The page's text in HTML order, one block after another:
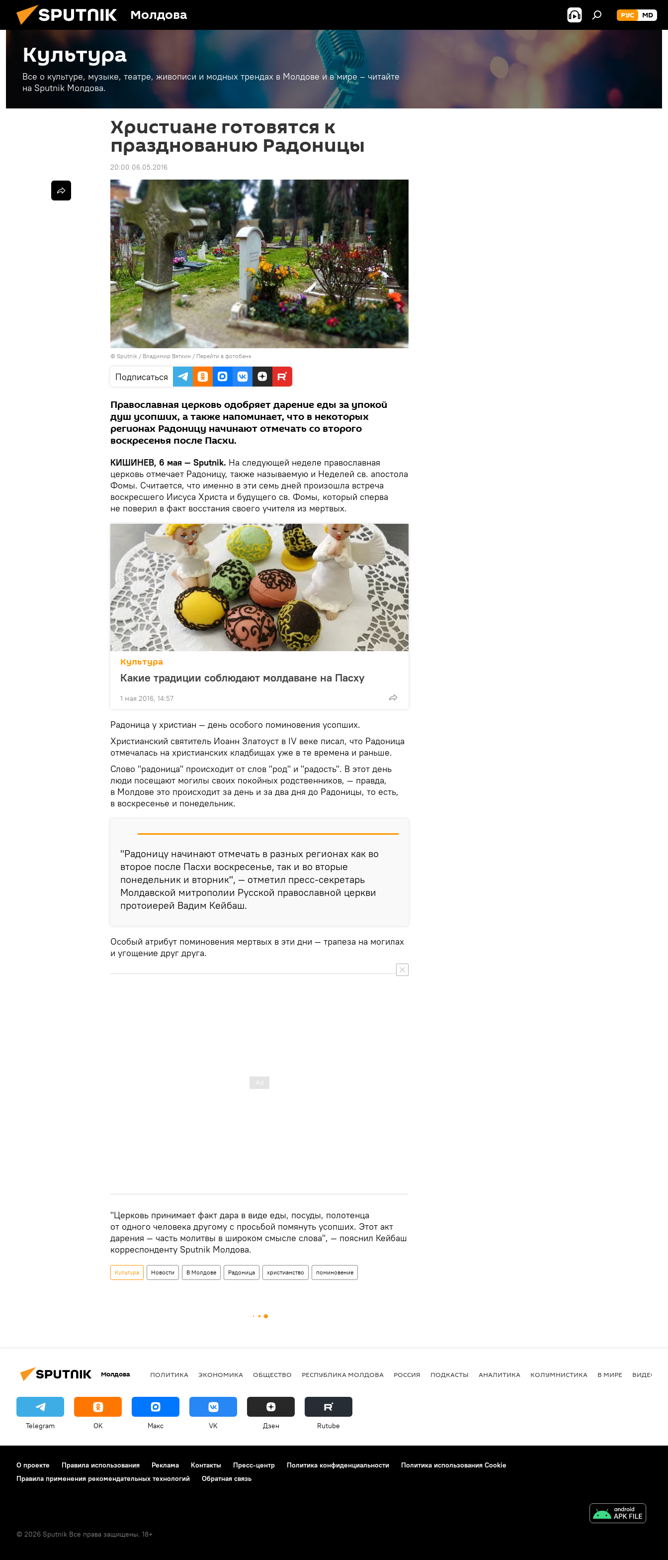
Молдова РУС MD
Культура
Все о культуре, музыке, театре, живописи и модных трендах в Молдове и в мире – читайте
на Sputnik Молдова.
Христиане готовятся к
празднованию Радоницы
20:00 06.05.2016
© Sputnik / Владимир Вяткин / Перейти в фотобанк
Подписаться
Православная церковь одобряет дарение еды за упокой
душ усопших, а также напоминает, что в некоторых
регионах Радоницу начинают отмечать со второго
воскресенья после Пасхи.
КИШИНЕВ, 6 мая — Sputnik. На следующей неделе православная
церковь отмечает Радоницу, также называемую и Неделей св. апостола
Фомы. Считается, что именно в эти семь дней произошла встреча
воскресшего Иисуса Христа и будущего св. Фомы, который сперва
не поверил в факт восстания своего учителя из мертвых.
Культура
Какие традиции соблюдают молдаване на Пасху
1 мая 2016, 14:57
Радоница у христиан — день особого поминовения усопших.
Христианский святитель Иоанн Златоуст в IV веке писал, что Радоница
отмечалась на христианских кладбищах уже в те времена и раньше.
Слово "радоница" происходит от слов "род" и "радость". В этот день
люди посещают могилы своих покойных родственников, — правда,
в Молдове это происходит за день и за два дня до Радоницы, то есть,
в воскресенье и понедельник.
"Радоницу начинают отмечать в разных регионах как во
второе после Пасхи воскресенье, так и во вторые
понедельник и вторник", — отметил пресс-секретарь
Молдавской митрополии Русской православной церкви
протоиерей Вадим Кейбаш.
Особый атрибут поминовения мертвых в эти дни — трапеза на могилах
и угощение друг друга.
"Церковь принимает факт дара в виде еды, посуды, полотенца
от одного человека другому с просьбой помянуть усопших. Этот акт
дарения — часть молитвы в широком смысле слова", — пояснил Кейбаш
корреспонденту Sputnik Молдова.
Культура Новости В Молдове Радоница христианство поминовение
Молдова ПОЛИТИКА ЭКОНОМИКА ОБЩЕСТВО РЕСПУБЛИКА МОЛДОВА РОССИЯ ПОДКАСТЫ АНАЛИТИКА КОЛУМНИСТИКА В МИРЕ ВИДЕО
Telegram OK Макс VK Дзен Rutube
О проекте Правила использования Реклама Контакты Пресс-центр Политика конфиденциальности
Политика использования Cookie
Правила применения рекомендательных технологий
Обратная связь
© 2026 Sputnik Все права защищены. 18+